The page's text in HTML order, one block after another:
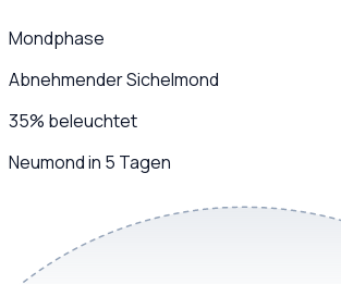
Mondphase
Abnehmender Sichelmond
35% beleuchtet
Neumond in 5 Tagen